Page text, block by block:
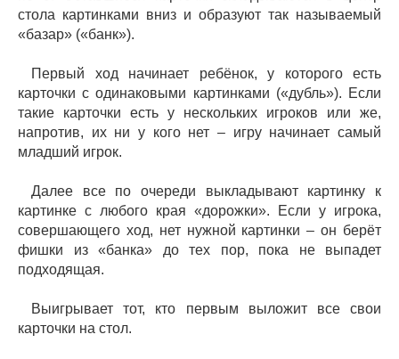
стола картинками вниз и образуют так называемый
«базар» («банк»).
Первый ход начинает ребёнок, у которого есть
карточки с одинаковыми картинками («дубль»). Если
такие карточки есть у нескольких игроков или же,
напротив, их ни у кого нет – игру начинает самый
младший игрок.
Далее все по очереди выкладывают картинку к
картинке с любого края «дорожки». Если у игрока,
совершающего ход, нет нужной картинки – он берёт
фишки из «банка» до тех пор, пока не выпадет
подходящая.
Выигрывает тот, кто первым выложит все свои
карточки на стол.